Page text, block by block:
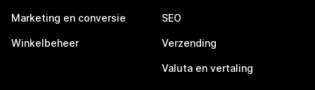
Marketing en conversie
Winkelbeheer
SEO
Verzending
Valuta en vertaling